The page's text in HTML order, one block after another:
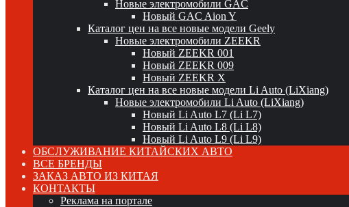
Новые электромобили GAC
Новый GAC Aion Y
Каталог цен на все новые модели Geely
Новые электромобили ZEEKR
Новый ZEEKR 001
Новый ZEEKR 009
Новый ZEEKR X
Каталог цен на все новые модели Li Auto (LiXiang)
Новые электромобили Li Auto (LiXiang)
Новый Li Auto L7 (Li L7)
Новый Li Auto L8 (Li L8)
Новый Li Auto L9 (Li L9)
ОБСЛУЖИВАНИЕ КИТАЙСКИХ АВТО
ВСЕ БРЕНДЫ
ЗАКАЗ АВТО ИЗ КИТАЯ
КОНТАКТЫ
Реклама на портале